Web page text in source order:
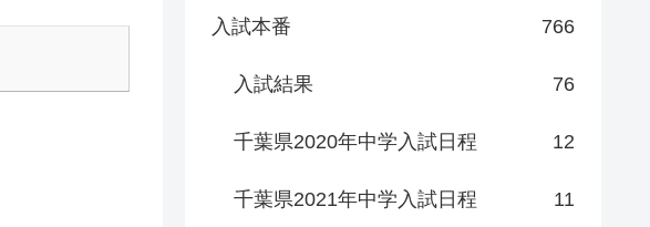
入試本番 766
入試結果 76
千葉県2020年中学入試日程 12
千葉県2021年中学入試日程 11